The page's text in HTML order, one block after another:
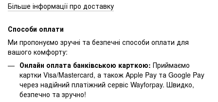
Більше інформації про доставку
Способи оплати
Ми пропонуємо зручні та безпечні способи оплати для
вашого комфорту:
Онлайн оплата банківською карткою: Приймаємо
картки Visa/Mastercard, а також Apple Pay та Google Pay
через надійний платіжний сервіс Wayforpay. Швидко,
безпечно та зручно!